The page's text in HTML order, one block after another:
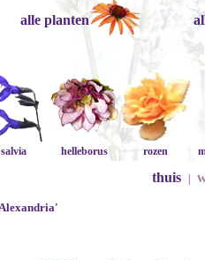
alle planten
salvia helleborus rozen
thuis